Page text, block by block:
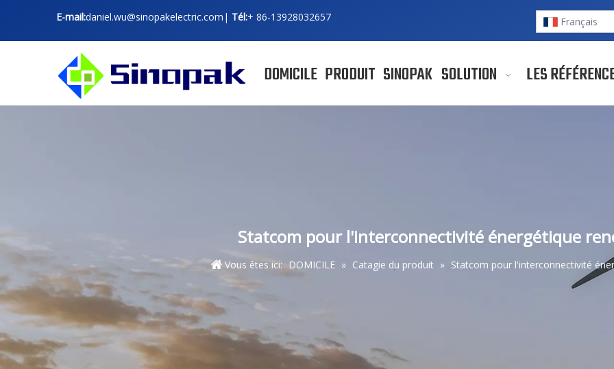
E-mail:daniel.wu@sinopakelectric.com | Tél:+ 86-13928032657 Français
DOMICILE PRODUIT SINOPAK SOLUTION LES
Statcom pour l'interconnectivité énergétique
Vous êtes ici: DOMICILE » Catagie du produit » Statcom pour l'interconnectivité